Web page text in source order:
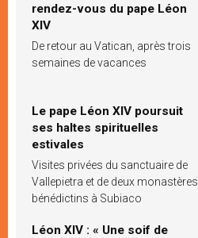
rendez-vous du pape Léon
XIV
De retour au Vatican, après trois
semaines de vacances
Le pape Léon XIV poursuit
ses haltes spirituelles
estivales
Visites privées du sanctuaire de
Vallepietra et de deux monastères
bénédictins à Subiaco
Léon XIV : « Une soif de